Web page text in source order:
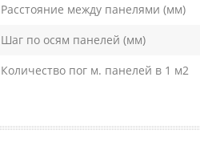
Расстояние между панелями (мм)
Шаг по осям панелей (мм)
Количество пог м. панелей в 1 м2